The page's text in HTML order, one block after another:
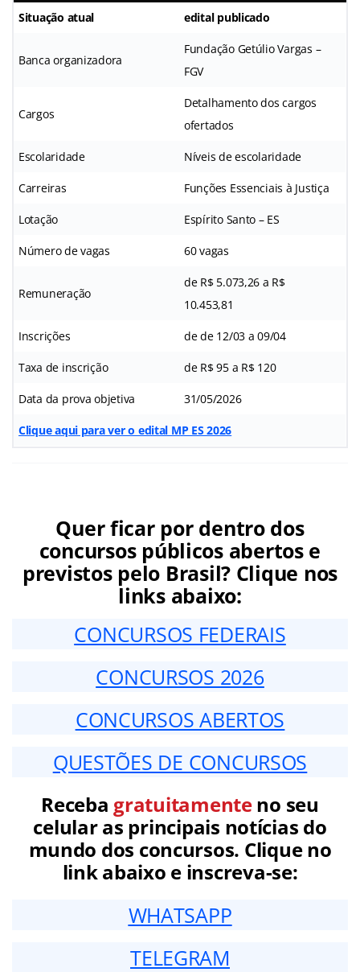
Situação atual edital publicado
Banca organizadora
Fundação Getúlio Vargas –
FGV
Cargos
Detalhamento dos cargos
ofertados
Escolaridade Níveis de escolaridade
Carreiras Funções Essenciais à Justiça
Lotação Espírito Santo – ES
Número de vagas 60 vagas
Remuneração
de R$ 5.073,26 a R$
10.453,81
Inscrições de de 12/03 a 09/04
Taxa de inscrição de R$ 95 a R$ 120
Data da prova objetiva 31/05/2026
Clique aqui para ver o edital MP ES 2026
Quer ficar por dentro dos
concursos públicos abertos e
previstos pelo Brasil? Clique nos
links abaixo:
CONCURSOS FEDERAIS
CONCURSOS 2026
CONCURSOS ABERTOS
QUESTÕES DE CONCURSOS
Receba gratuitamenteno seu
celular as principais notícias do
mundo dos concursos. Clique no
link abaixo e inscreva-se:
WHATSAPP
TELEGRAM